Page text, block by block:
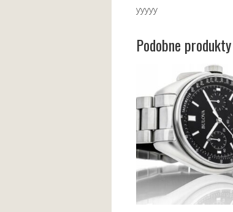
yyyyy
Podobne produkty